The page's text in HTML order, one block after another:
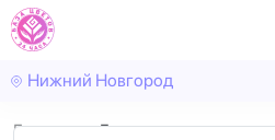
Нижний Новгород
Главная Букеты роз на день